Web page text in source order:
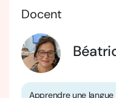
Docent
Apprendre une